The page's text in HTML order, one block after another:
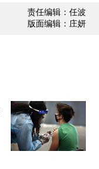
责任编辑：任波
版面编辑：庄妍